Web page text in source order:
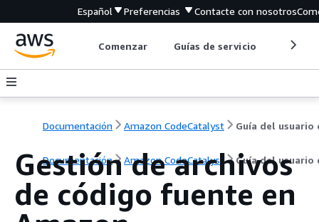
Español Preferencias Contacte con nosotros
Comenzar Guías de servicio
Documentación Amazon CodeCatalyst Guía del usuario
Documentación Amazon CodeCatalyst Guía del usuario
Gestión de archivos
de código fuente en